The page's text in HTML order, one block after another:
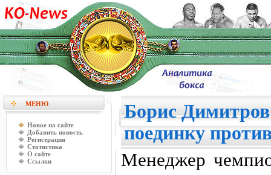
МЕНЮ
Новое на сайте
Добавить новость
Регистрация
Статистика
О сайте
Ссылки
Борис
поединку
Менеджер